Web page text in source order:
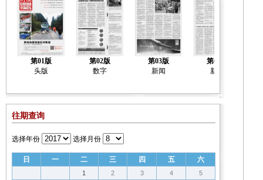
第01版
头版
第02版
数字
第03版
新闻
第04版
新闻
往期查询
选择年份 选择月份
日 一 二 三 四 五 六
1 2 3 4
5